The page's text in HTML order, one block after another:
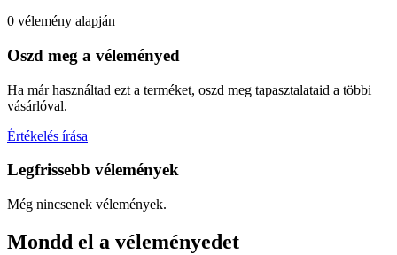
0 vélemény alapján
Oszd meg a véleményed
Ha már használtad ezt a terméket, oszd meg tapasztalataid a többi
vásárlóval.
Értékelés írása
Legfrissebb vélemények
Még nincsenek vélemények.
Mondd el a véleményedet